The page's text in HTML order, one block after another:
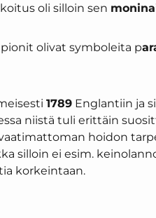
oli silloin sen
olivat symboleita p
1789 Englantiin ja
niistä tuli erittäin
hoidon
silloin ei esim.
korkeintaan.